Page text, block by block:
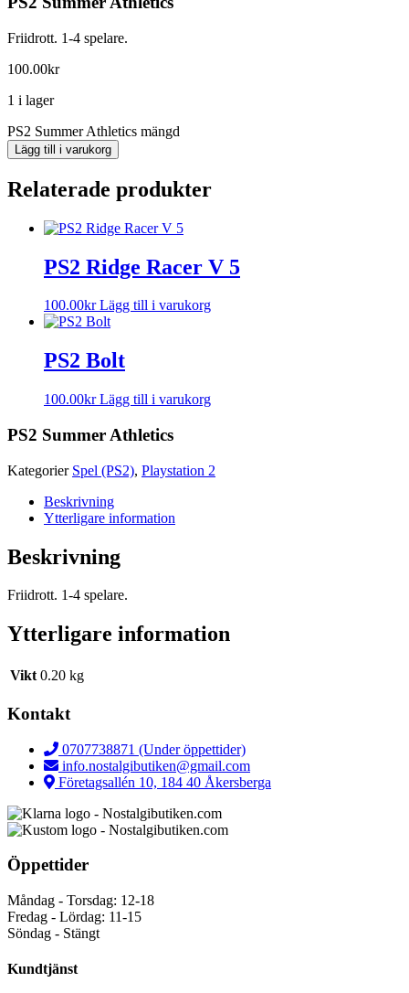
Friidrott. 1-4 spelare.
100.00kr
1 i lager
PS2 Summer Athletics mängd
Lägg till i varukorg
Relaterade produkter
PS2 Ridge Racer V 5
100.00kr Lägg till i varukorg
PS2 Bolt
100.00kr Lägg till i varukorg
PS2 Summer Athletics
Kategorier Spel (PS2), Playstation 2
Beskrivning
Ytterligare information
Beskrivning
Friidrott. 1-4 spelare.
Ytterligare information
Vikt 0.20 kg
Kontakt
0707738871 (Under öppettider)
info.nostalgibutiken@gmail.com
Företagsallén 10, 184 40 Åkersberga
Öppettider
Måndag - Torsdag: 12-18
Fredag - Lördag: 11-15
Söndag - Stängt
Kundtjänst